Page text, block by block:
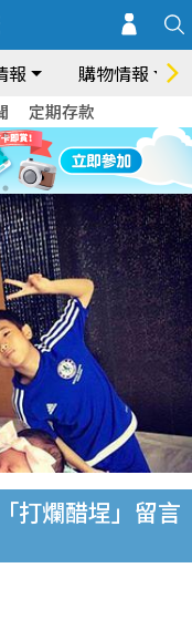
報 購物情報
定期存款
打爛醋埕」留言